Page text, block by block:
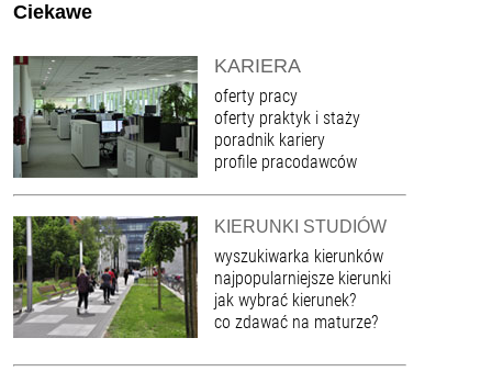
Ciekawe
KARIERA
oferty pracy
oferty praktyk i staży
poradnik kariery
profile pracodawców
KIERUNKI STUDIÓW
wyszukiwarka kierunków
najpopularniejsze kierunki
jak wybrać kierunek?
co zdawać na maturze?